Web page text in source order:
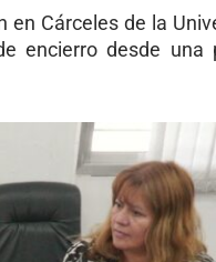
Cárceles de la
encierro desde una